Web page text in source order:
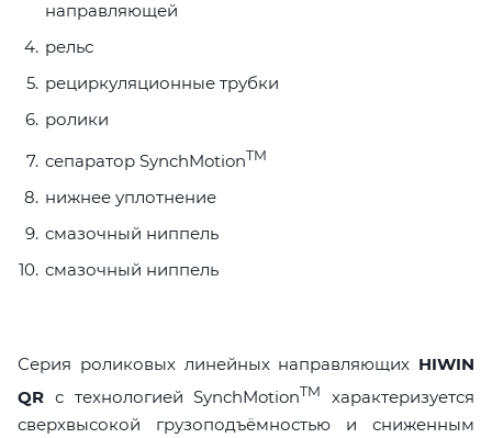
направляющей
рельс
рециркуляционные трубки
ролики
сепаратор SynchMotionTM
нижнее уплотнение
смазочный ниппель
смазочный ниппель
Серия роликовых линейных направляющих HIWIN
QR с технологией SynchMotionTM
характеризуется
сверхвысокой грузоподъёмностью и сниженным